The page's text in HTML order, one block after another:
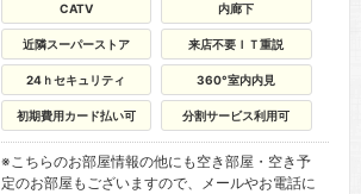
CATV 内廊下
近隣スーパーストア 来店不要ＩＴ重説
24ｈセキュリティ 360°室内内見
初期費用カード払い可 分割サービス利用可
※こちらのお部屋情報の他にも空き部屋・空き予
定のお部屋もございますので、メールやお電話に